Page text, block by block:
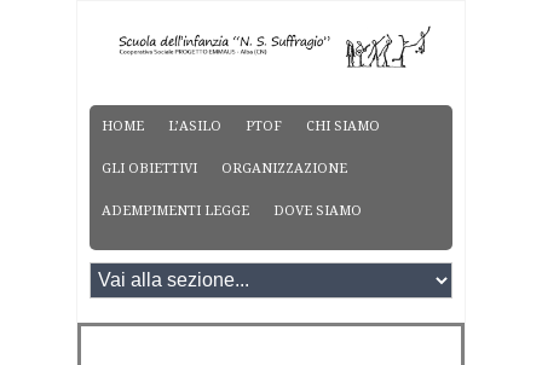
HOME L’ASILO PTOF CHI SIAMO
GLI OBIETTIVI ORGANIZZAZIONE
ADEMPIMENTI LEGGE DOVE SIAMO